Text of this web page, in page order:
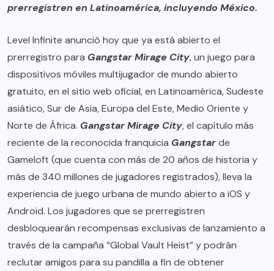
prerregistren en Latinoamérica, incluyendo México.
Level Infinite anunció hoy que ya está abierto el
prerregistro para Gangstar Mirage City, un juego para
dispositivos móviles multijugador de mundo abierto
gratuito, en el sitio web oficial, en Latinoamérica, Sudeste
asiático, Sur de Asia, Europa del Este, Medio Oriente y
Norte de África. Gangstar Mirage City, el capítulo más
reciente de la reconocida franquicia Gangstarde
Gameloft (que cuenta con más de 20 años de historia y
más de 340 millones de jugadores registrados), lleva la
experiencia de juego urbana de mundo abierto a iOS y
Android. Los jugadores que se prerregistren
desbloquearán recompensas exclusivas de lanzamiento a
través de la campaña “Global Vault Heist” y podrán
reclutar amigos para su pandilla a fin de obtener